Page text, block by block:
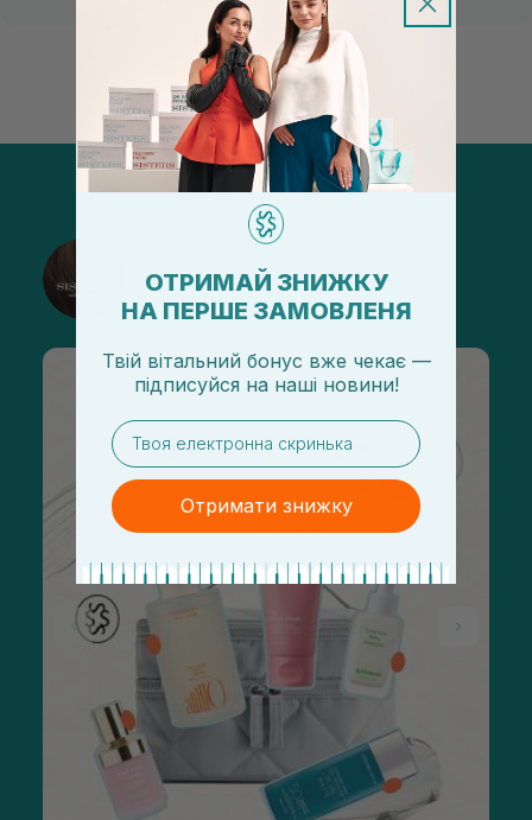
Підписатися
ОТРИМАЙ ЗНИЖКУ
НА ПЕРШЕ ЗАМОВЛЕНЯ
Твій вітальний бонус вже чекає —
підписуйся на наші новини!
email
Отримати знижку